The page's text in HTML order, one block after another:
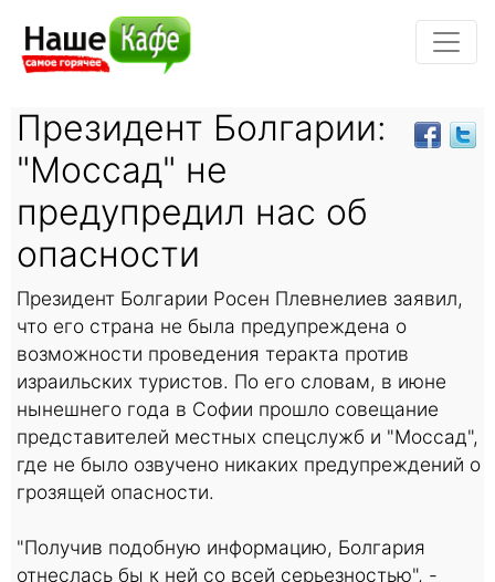
Президент Болгарии:
"Моссад" не
предупредил нас об
опасности
Президент Болгарии Росен Плевнелиев заявил,
что его страна не была предупреждена о
возможности проведения теракта против
израильских туристов. По его словам, в июне
нынешнего года в Софии прошло совещание
представителей местных спецслужб и "Моссад",
где не было озвучено никаких предупреждений о
грозящей опасности.
"Получив подобную информацию, Болгария
отнеслась бы к ней со всей серьезностью", -